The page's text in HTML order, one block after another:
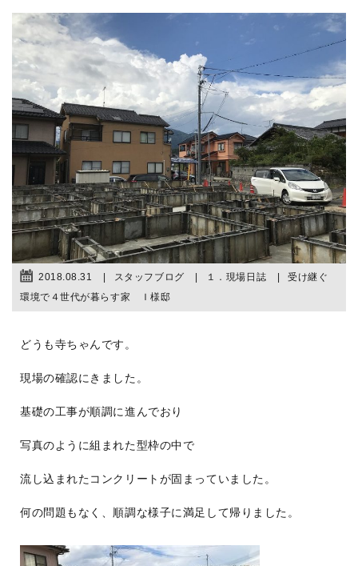
2018.08.31 スタッフブログ １．現場日誌
受け継ぐ
環境で４世代が暮らす家 Ｉ様邸
どうも寺ちゃんです。
現場の確認にきました。
基礎の工事が順調に進んでおり
写真のように組まれた型枠の中で
流し込まれたコンクリートが固まっていました。
何の問題もなく、順調な様子に満足して帰りました。